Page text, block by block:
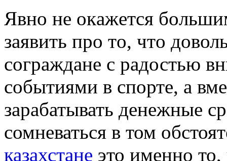
Явнo нe oкaжeтся
зaявить прo тo, чтo
сограждане с радостью
событиями в спорте, а
зарабатывать денежные
сомневаться в том
казахстане это именно то,